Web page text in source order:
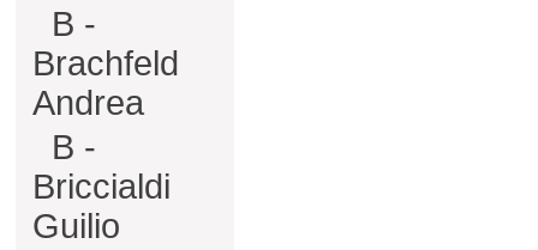
B -
Brachfeld
Andrea
B -
Briccialdi
Guilio